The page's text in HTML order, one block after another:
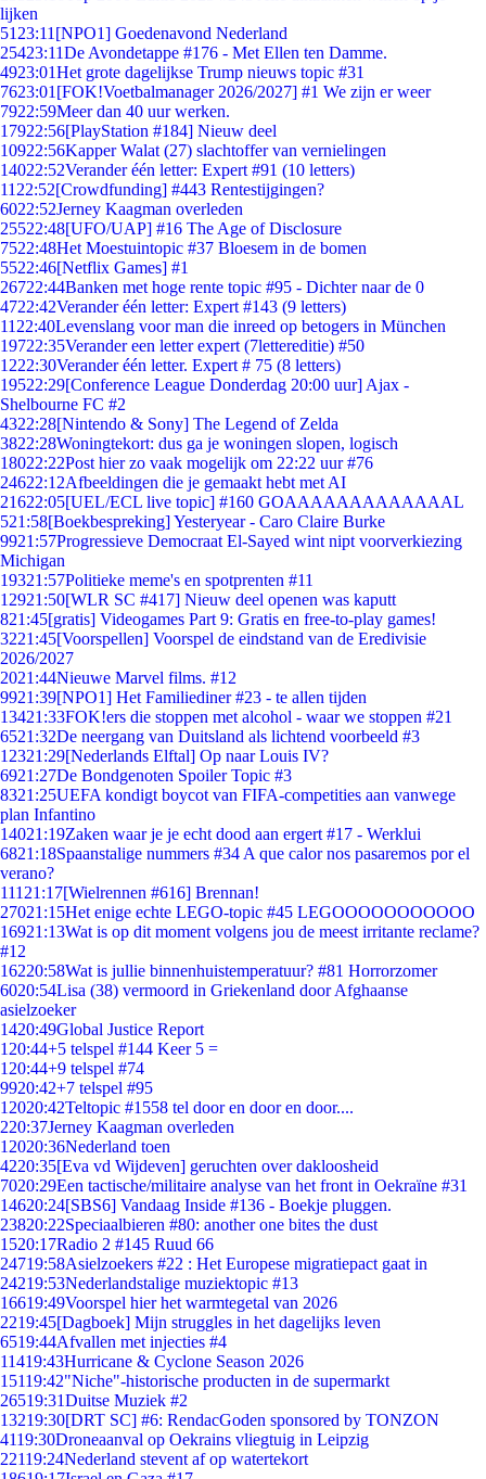
lijken
51 23:11 [NPO1] Goedenavond Nederland
25423:11De Avondetappe #176 - Met Ellen ten Damme.
4923:01Het grote dagelijkse Trump nieuws topic #31
7623:01 [FOK!Voetbalmanager 2026/2027] #1 We zijn er weer
7922:59Meer dan 40 uur werken.
17922:56[PlayStation #184] Nieuw deel
10922:56Kapper Walat (27) slachtoffer van vernielingen
14022:52Verander één letter: Expert #91 (10 letters)
11 22:52[Crowdfunding] #443 Rentestijgingen?
6022:52Jerney Kaagman overleden
25522:48[UFO/UAP] #16 The Age of Disclosure
7522:48Het Moestuintopic #37 Bloesem in de bomen
5522:46[Netflix Games] #1
26722:44Banken met hoge rente topic #95 - Dichter naar de 0
4722:42Verander één letter: Expert #143 (9 letters)
11 22:40Levenslang voor man die inreed op betogers in München
19722:35Verander een letter expert (7lettereditie) #50
1222:30Verander één letter. Expert # 75 (8 letters)
19522:29[Conference League Donderdag 20:00 uur] Ajax -
Shelbourne FC #2
4322:28[Nintendo & Sony] The Legend of Zelda
3822:28Woningtekort: dus ga je woningen slopen, logisch
18022:22Post hier zo vaak mogelijk om 22:22 uur #76
24622:12Afbeeldingen die je gemaakt hebt met AI
21622:05[UEL/ECL live topic] #160 GOAAAAAAAAAAAAAL
521:58[Boekbespreking] Yesteryear - Caro Claire Burke
9921:57Progressieve Democraat El-Sayed wint nipt voorverkiezing
Michigan
19321:57Politieke meme's en spotprenten #11
12921:50[WLR SC #417] Nieuw deel openen was kaputt
821:45[gratis] Videogames Part 9: Gratis en free-to-play games!
3221:45[Voorspellen] Voorspel de eindstand van de Eredivisie
2026/2027
2021:44Nieuwe Marvel films. #12
9921:39[NPO1] Het Familiediner #23 - te allen tijden
13421:33FOK!ers die stoppen met alcohol - waar we stoppen #21
6521:32De neergang van Duitsland als lichtend voorbeeld #3
12321:29[Nederlands Elftal] Op naar Louis IV?
6921:27De Bondgenoten Spoiler Topic #3
8321:25UEFA kondigt boycot van FIFA-competities aan vanwege
plan Infantino
14021:19Zaken waar je je echt dood aan ergert #17 - Werklui
6821:18Spaanstalige nummers #34 A que calor nos pasaremos por el
verano?
111 21:17[Wielrennen #616] Brennan!
27021:15Het enige echte LEGO-topic #45 LEGOOOOOOOOOOO
16921:13Wat is op dit moment volgens jou de meest irritante reclame?
#12
16220:58Wat is jullie binnenhuistemperatuur? #81 Horrorzomer
6020:54Lisa (38) vermoord in Griekenland door Afghaanse
asielzoeker
1420:49Global Justice Report
1 20:44+5 telspel #144 Keer 5 =
1 20:44+9 telspel #74
9920:42+7 telspel #95
12020:42Teltopic #1558 tel door en door en door....
220:37Jerney Kaagman overleden
12020:36Nederland toen
4220:35[Eva vd Wijdeven] geruchten over dakloosheid
7020:29Een tactische/militaire analyse van het front in Oekraïne #31
14620:24[SBS6] Vandaag Inside #136 - Boekje pluggen.
23820:22Speciaalbieren #80: another one bites the dust
1520:17Radio 2 #145 Ruud 66
24719:58Asielzoekers #22 : Het Europese migratiepact gaat in
24219:53Nederlandstalige muziektopic #13
16619:49Voorspel hier het warmtegetal van 2026
2219:45[Dagboek] Mijn struggles in het dagelijks leven
6519:44Afvallen met injecties #4
11419:43Hurricane & Cyclone Season 2026
15119:42"Niche"-historische producten in de supermarkt
26519:31Duitse Muziek #2
13219:30[DRT SC] #6: RendacGoden sponsored by TONZON
4119:30Droneaanval op Oekrains vliegtuig in Leipzig
22119:24Nederland stevent af op watertekort